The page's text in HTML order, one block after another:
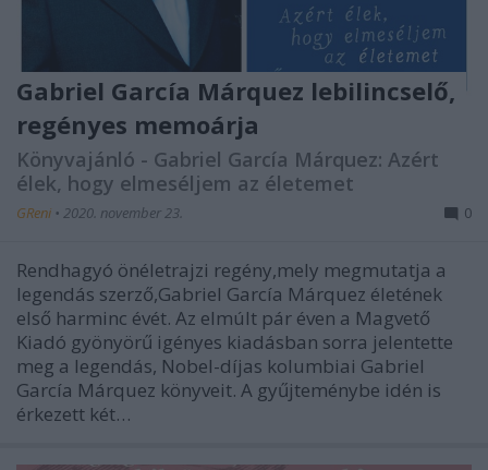
Gabriel García Márquez lebilincselő,
regényes memoárja
Könyvajánló - Gabriel García Márquez: Azért
élek, hogy elmeséljem az életemet
GReni • 2020. november 23. 0
Rendhagyó önéletrajzi regény,mely megmutatja a
legendás szerző,Gabriel García Márquez életének
első harminc évét. Az elmúlt pár éven a Magvető
Kiadó gyönyörű igényes kiadásban sorra jelentette
meg a legendás, Nobel-díjas kolumbiai Gabriel
García Márquez könyveit. A gyűjteménybe idén is
érkezett két…